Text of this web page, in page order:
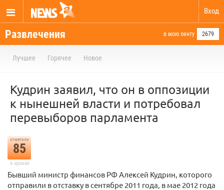
Вход
Развлечения в мою ленту 2679
Лучшее Горячее Новое
Кудрин заявил, что он в оппозиции
к нынешней власти и потребовал
перевыборов парламента
отметили
85
в архиве
Бывший министр финансов РФ Алексей Кудрин, которого
отправили в отставку в сентябре 2011 года, в мае 2012 года